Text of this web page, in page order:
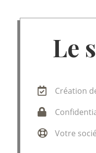
Le
Création
Votre